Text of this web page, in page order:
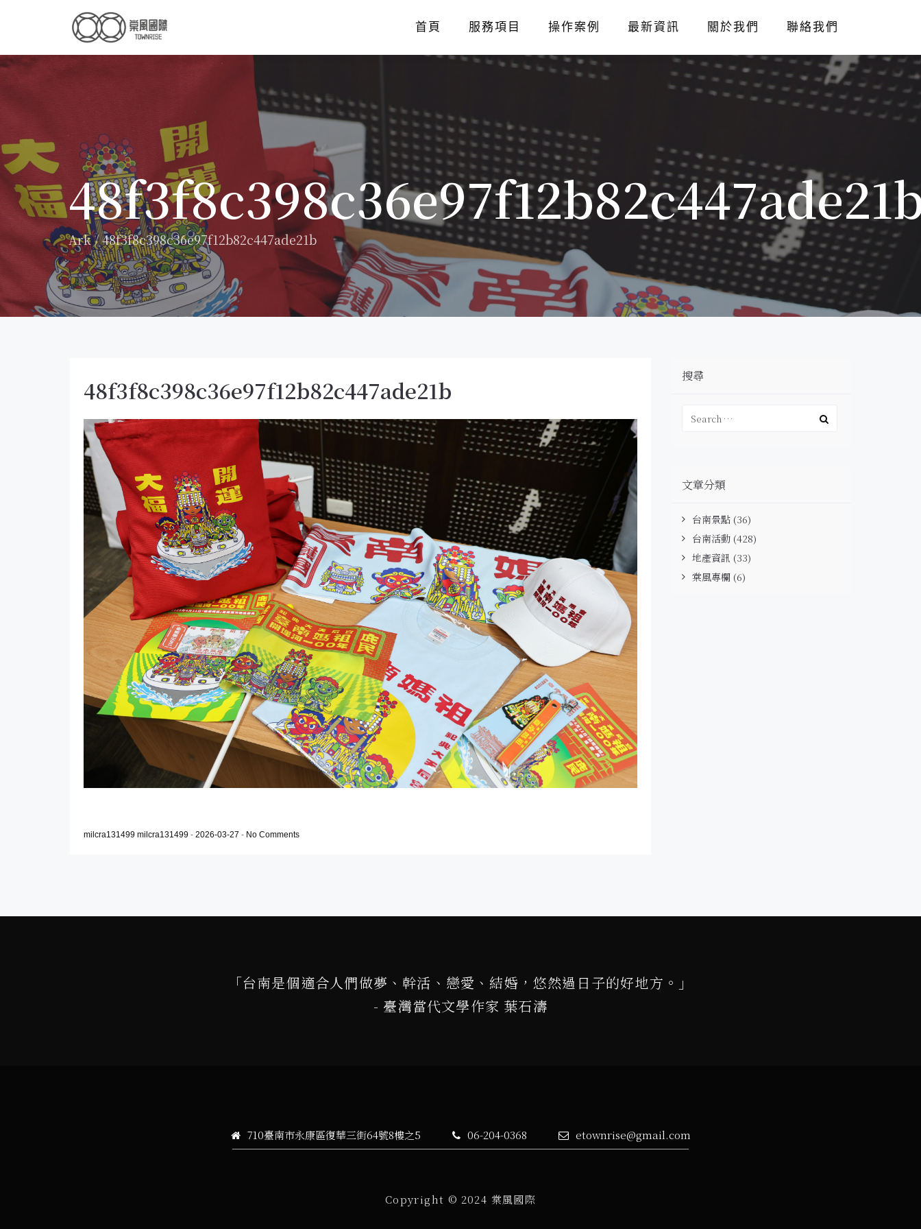
首頁 服務項目 操作案例 最新資訊 關於我們 聯絡我們
Ark/48f3f8c398c36e97f12b82c447ade21b
48f3f8c398c36e97f12b82c447ade21b
milcra131499 milcra131499 - 2026-03-27 - No Comments
搜尋
文章分類
台南景點(36)
台南活動(428)
地產資訊 (33)
棠風專欄(6)
「台南是個適合人們做夢、幹活、戀愛、結婚，悠然過日子的好地方。」
- 臺灣當代文學作家 葉石濤
710臺南市永康區復華三街64號8樓之5 06-204-0368 etownrise@gmail.com
Copyright © 2024 棠風國際